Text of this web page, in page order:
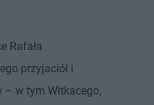
Rafała
przyjaciół i
– w tym Witkacego,